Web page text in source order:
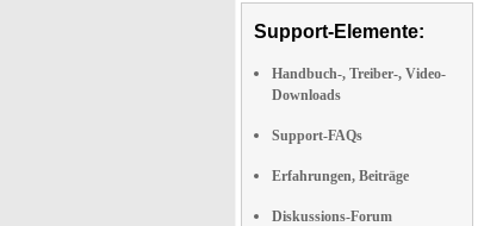
Support-Elemente:
Handbuch-, Treiber-, Video-
Downloads
Support-FAQs
Erfahrungen, Beiträge
Diskussions-Forum